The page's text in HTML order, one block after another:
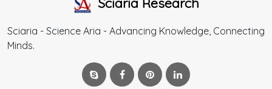
Sciaria - Science Aria - Advancing Knowledge, Connecting
Minds.